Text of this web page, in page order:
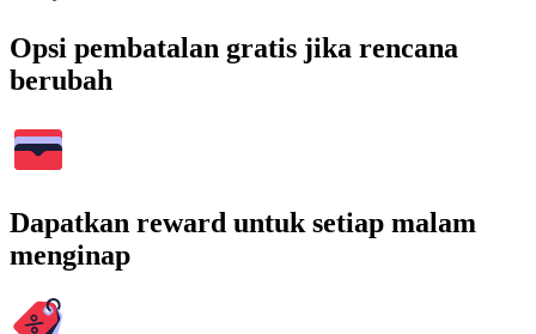
Opsi pembatalan gratis jika rencana
berubah
Dapatkan reward untuk setiap malam
menginap